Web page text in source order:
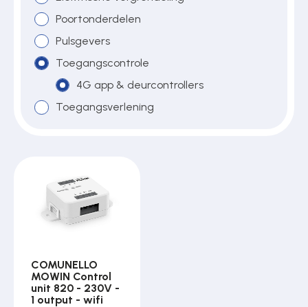
Toegangsverlening
Voedingen
Over ons
Contact
Poortonderdelen
Pulsgevers
Toegangscontrole
4G app & deurcontrollers
Toegangsverlening
COMUNELLO
MOWIN Control
unit 820 - 230V -
1 output - wifi